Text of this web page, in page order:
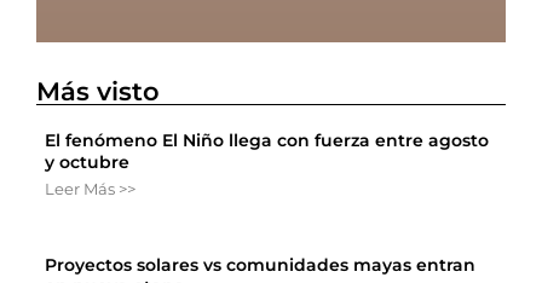
Más visto
El fenómeno El Niño llega con fuerza entre agosto
y octubre
Leer Más >>
Proyectos solares vs comunidades mayas entran